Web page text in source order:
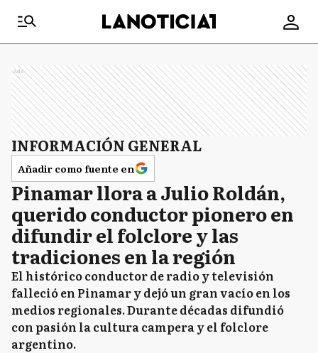
Ads
INFORMACIÓN GENERAL
Añadir como fuente en
Pinamar llora a Julio Roldán,
querido conductor pionero en
difundir el folclore y las
tradiciones en la región
El histórico conductor de radio y televisión
falleció en Pinamar y dejó un gran vacío en los
medios regionales. Durante décadas difundió
con pasión la cultura campera y el folclore
argentino.